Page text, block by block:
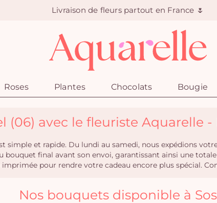
Livraison de fleurs partout en France 🌷
Roses Plantes Chocolats Bougie
(06) avec le fleuriste Aquarelle -
simple et rapide. Du lundi au samedi, nous expédions
bouquet final avant son envoi, garantissant ainsi une
pour rendre votre cadeau encore plus spécial.
Nos bouquets disponible à